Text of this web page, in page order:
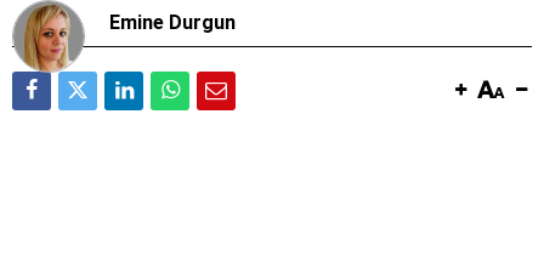
Emine Durgun